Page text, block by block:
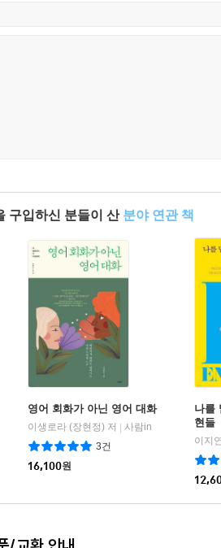
구입하신 분들이 산 분야 연관 책
영어 회화가 아닌 영어 대화
이생로라 (장현정) 저
사람in
3건
16,100원
나를
현들
이지